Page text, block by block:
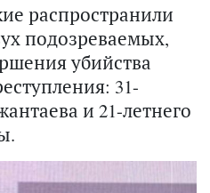
распространили
подозреваемых,
убийства
31-
и 21-летнего